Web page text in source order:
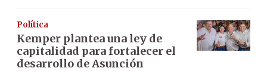
Política
Kemper plantea una ley de
capitalidad para fortalecer el
desarrollo de Asunción